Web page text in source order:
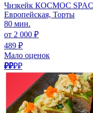
Чизкейк КОСМОС
Европейская, Торты
80 мин.
от 2 000 ₽
489 ₽
Мало оценок
₽₽₽₽